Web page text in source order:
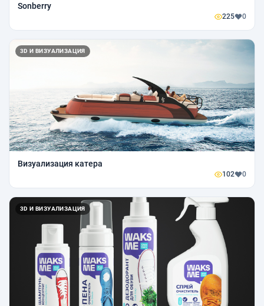
Sonberry
225 0
3D И ВИЗУАЛИЗАЦИЯ
Визуализация катера
102 0
3D И ВИЗУАЛИЗАЦИЯ